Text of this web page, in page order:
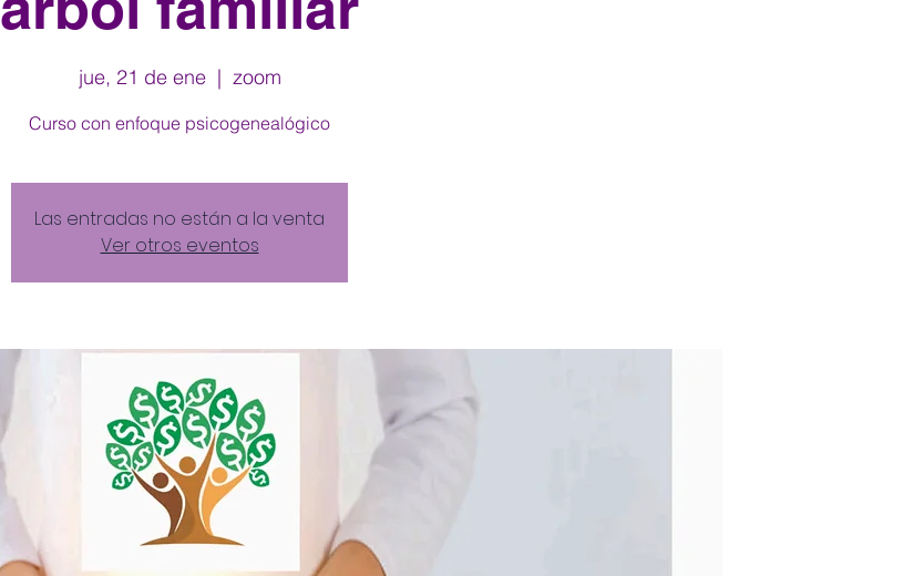
jue, 21 de ene
  |
zoom
Curso con enfoque psicogenealógico
Las entradas no están a la venta
Ver otros eventos